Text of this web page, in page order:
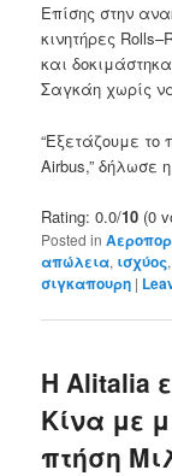
Επίσης στην
κινητήρες Rolls–
και
Σαγκάη χωρίς
“Εξετάζουμε το
Airbus,” δήλωσε
Rating: 0.0/10 (0
Posted in
απώλεια, ισχύος
σιγκαπουρη |
Η Alitalia
Κίνα με
πτήση